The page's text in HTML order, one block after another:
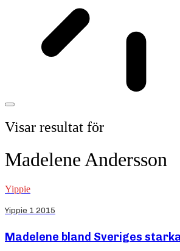
Visar resultat för
Madelene Andersson
Yippie
Yippie 1 2015
Madelene bland Sveriges